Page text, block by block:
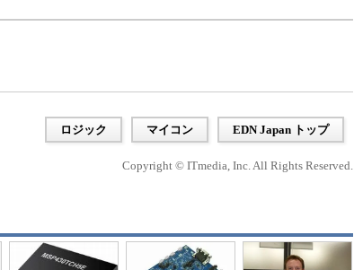
ロジック マイコン EDN Japan トップ
Copyright © ITmedia, Inc. All Rights Reserved.